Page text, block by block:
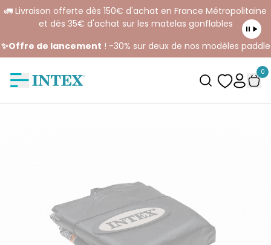
🚛 Livraison offerte dès 150€ d'achat en France Métropolitaine
et dès 35€ d'achat sur les matelas gonflables
✨Offre de lancement ! -30% sur deux de nos modèles paddle
0